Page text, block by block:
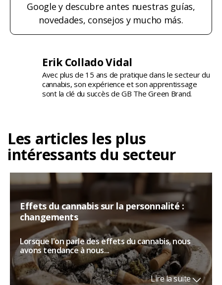
Google y descubre antes nuestras guías,
novedades, consejos y mucho más.
Erik Collado Vidal
Avec plus de 15 ans de pratique dans le secteur du
cannabis, son expérience et son apprentissage
sont la clé du succès de GB The Green Brand.
Les articles les plus
intéressants du secteur
Effets du cannabis sur la personnalité :
changements
Lorsque l'on parle des effets du cannabis, nous
avons tendance à nous...
Lire la suite